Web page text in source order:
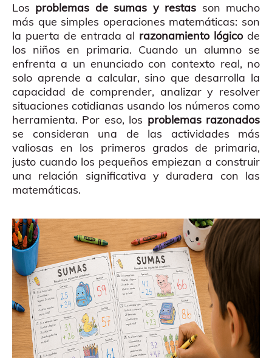
Los problemas de sumas y restas son mucho
más que simples operaciones matemáticas: son
la puerta de entrada al razonamiento lógicode
los niños en primaria. Cuando un alumno se
enfrenta a un enunciado con contexto real, no
solo aprende a calcular, sino que desarrolla la
capacidad de comprender, analizar y resolver
situaciones cotidianas usando los números como
herramienta. Por eso, los problemas razonados
se consideran una de las actividades más
valiosas en los primeros grados de primaria,
justo cuando los pequeños empiezan a construir
una relación significativa y duradera con las
matemáticas.